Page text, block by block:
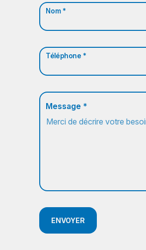
Nom *
Téléphone *
Message *
ENVOYER